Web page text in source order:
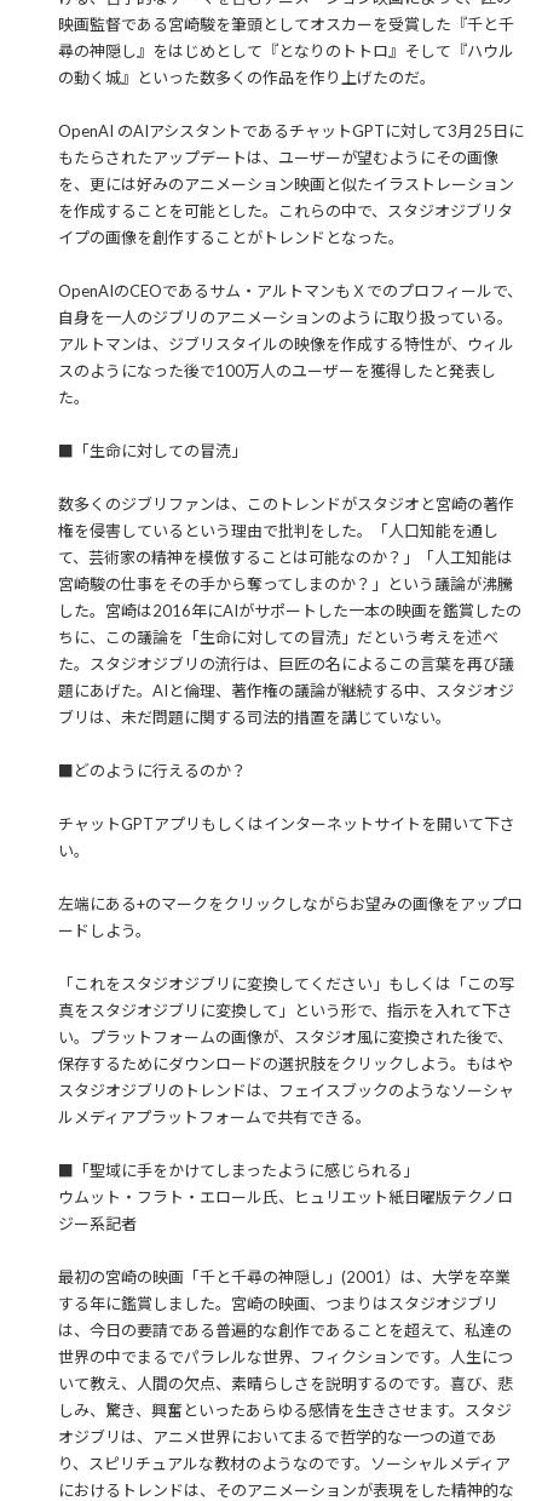
映画監督である宮崎駿を筆頭としてオスカーを受賞した『千と千
尋の神隠し』をはじめとして『となりのトトロ』そして『ハウル
の動く城』といった数多くの作品を作り上げたのだ。
OpenAI のAIアシスタントであるチャットGPTに対して3月25日に
もたらされたアップデートは、ユーザーが望むようにその画像
を、更には好みのアニメーション映画と似たイラストレーション
を作成することを可能とした。これらの中で、スタジオジブリタ
イプの画像を創作することがトレンドとなった。
OpenAIのCEOであるサム・アルトマンもＸでのプロフィールで、
自身を一人のジブリのアニメーションのように取り扱っている。
アルトマンは、ジブリスタイルの映像を作成する特性が、ウィル
スのようになった後で100万人のユーザーを獲得したと発表し
た。
■「生命に対しての冒涜」
数多くのジブリファンは、このトレンドがスタジオと宮崎の著作
権を侵害しているという理由で批判をした。「人口知能を通し
て、芸術家の精神を模倣することは可能なのか？」「人工知能は
宮崎駿の仕事をその手から奪ってしまのか？」という議論が沸騰
した。宮崎は2016年にAIがサポートした一本の映画を鑑賞したの
ちに、この議論を「生命に対しての冒涜」だという考えを述べ
た。スタジオジブリの流行は、巨匠の名によるこの言葉を再び議
題にあげた。AIと倫理、著作権の議論が継続する中、スタジオジ
ブリは、未だ問題に関する司法的措置を講じていない。
■どのように行えるのか？
チャットGPTアプリもしくはインターネットサイトを開いて下さ
い。
左端にある+のマークをクリックしながらお望みの画像をアップロ
ードしよう。
「これをスタジオジブリに変換してください」もしくは「この写
真をスタジオジブリに変換して」という形で、指示を入れて下さ
い。プラットフォームの画像が、スタジオ風に変換された後で、
保存するためにダウンロードの選択肢をクリックしよう。もはや
スタジオジブリのトレンドは、フェイスブックのようなソーシャ
ルメディアプラットフォームで共有できる。
■「聖域に手をかけてしまったように感じられる」
ウムット・フラト・エロール氏、ヒュリエット紙日曜版テクノロ
ジー系記者
最初の宮崎の映画「千と千尋の神隠し」(2001）は、大学を卒業
する年に鑑賞しました。宮崎の映画、つまりはスタジオジブリ
は、今日の要請である普遍的な創作であることを超えて、私達の
世界の中でまるでパラレルな世界、フィクションです。人生につ
いて教え、人間の欠点、素晴らしさを説明するのです。喜び、悲
しみ、驚き、興奮といったあらゆる感情を生きさせます。スタジ
オジブリは、アニメ世界においてまるで哲学的な一つの道であ
り、スピリチュアルな教材のようなのです。ソーシャルメディア
におけるトレンドは、そのアニメーションが表現をした精神的な